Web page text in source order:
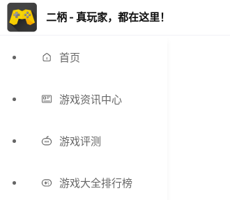
二柄 - 真玩家，都在这里！
首页
游戏资讯中心
游戏评测
游戏大全排行榜